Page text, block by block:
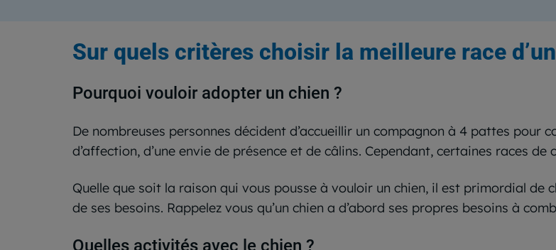
Sur quels critères choisir la meilleure race
Pourquoi vouloir adopter un chien ?
De nombreuses personnes décident d’accueillir un compagnon à 4 pattes pour
d’affection, d’une envie de présence et de câlins. Cependant, certaines races
Quelle que soit la raison qui vous pousse à vouloir un chien, il est primordial
de ses besoins. Rappelez vous qu’un chien a d’abord ses propres besoins à
Quelles activités avec le chien ?